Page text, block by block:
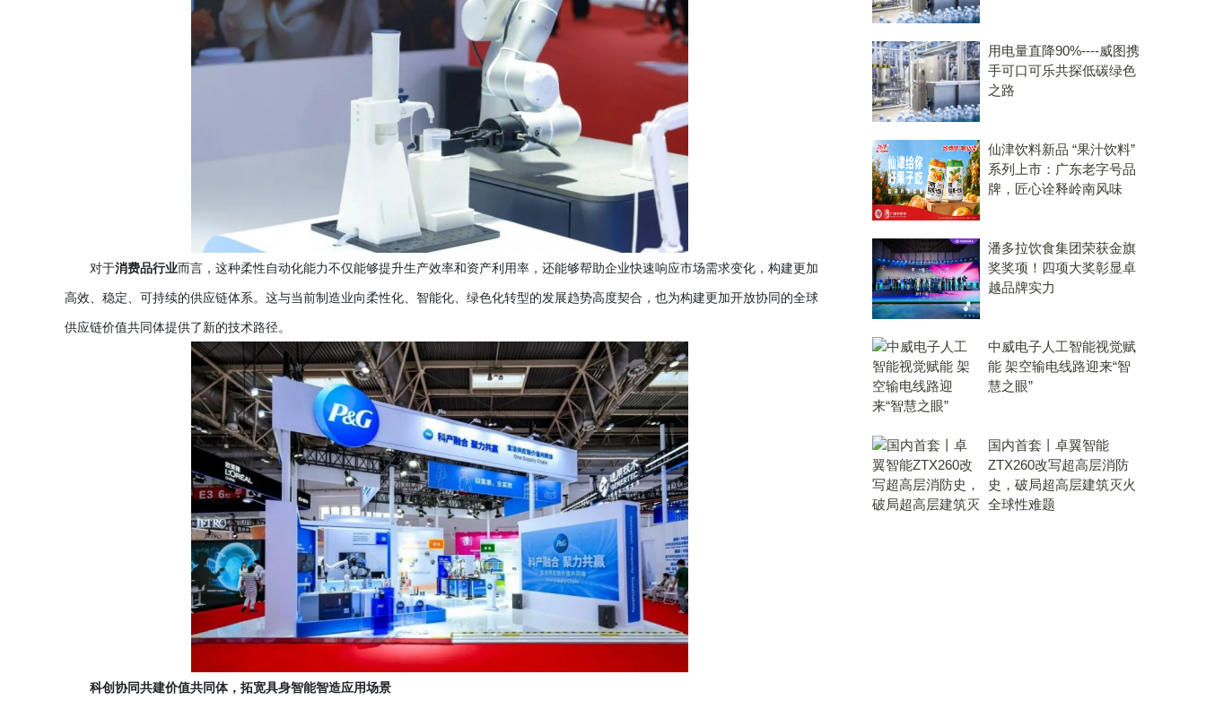
对于消费品行业而言，这种柔性自动化能力不仅能够提升生产效率和资产利用率，还能够帮助企业快速响应市场需求变化，构建更加
高效、稳定、可持续的供应链体系。这与当前制造业向柔性化、智能化、绿色化转型的发展趋势高度契合，也为构建更加开放协同的全球
供应链价值共同体提供了新的技术路径。
科创协同共建价值共同体，拓宽具身智能智造应用场景
用电量直降90%----威图携
手可口可乐共探低碳绿色
之路
仙津饮料新品 “果汁饮料”
系列上市：广东老字号品
牌，匠心诠释岭南风味
潘多拉饮食集团荣获金旗
奖奖项！四项大奖彰显卓
越品牌实力
中威电子人工智能视觉赋
能 架空输电线路迎来“智
慧之眼”
国内首套丨卓翼智能
ZTX260改写超高层消防
史，破局超高层建筑灭火
全球性难题